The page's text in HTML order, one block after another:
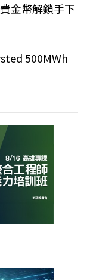
金幣解鎖手下
500MWh